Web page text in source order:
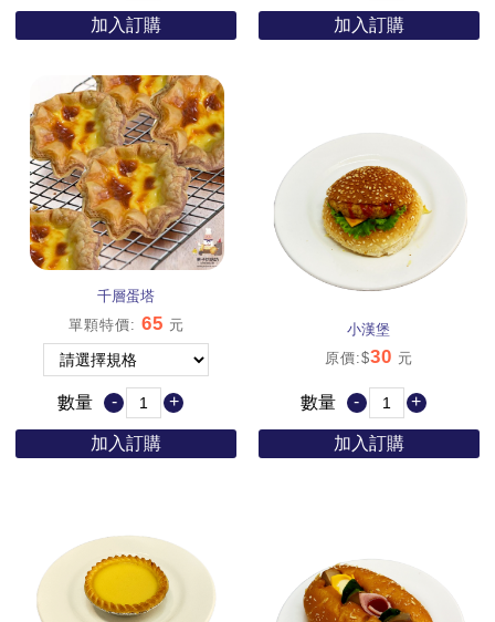
加入訂購 加入訂購
千層蛋塔
單顆特價: 65 元
數量 - +
加入訂購
小漢堡
原價:$30 元
數量 - +
加入訂購